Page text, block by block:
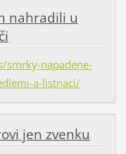
nahradili u
smrky-napadene-
a-listnaci/
jen zvenku